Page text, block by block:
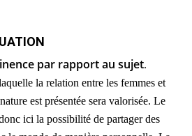
par rapport au sujet.
la relation entre les femmes et
est présentée sera valorisée. Le
ici la possibilité de partager des